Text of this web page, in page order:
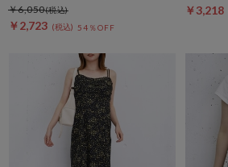
￥6,050
￥2,723 54％OFF
￥3,218